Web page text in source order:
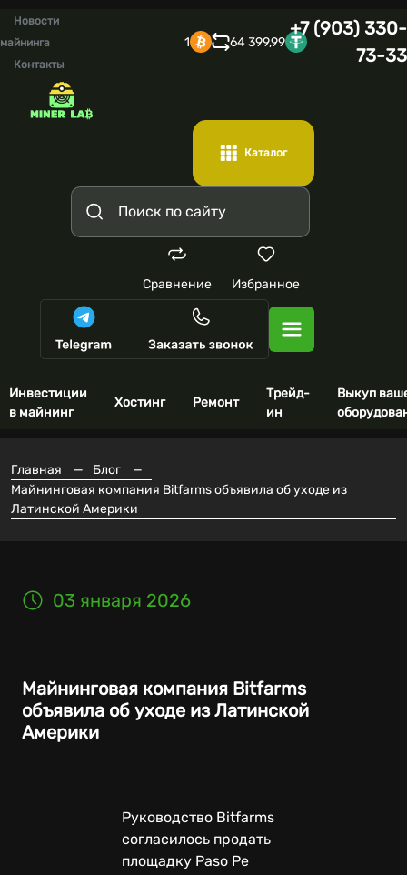
Новости
майнинга
Контакты
1 64 399,99
+7 (903) 330-
73-33
Каталог
Сравнение Избранное
Инвестиции
в майнинг
Хостинг Ремонт
Трейд-
ин
Выкуп
Главная — Блог
—
Майнинговая компания Bitfarms объявила об уходе из
Латинской Америки
03 января 2026
Майнинговая компания Bitfarms
объявила об уходе из Латинской
Америки
Руководство Bitfarms
согласилось продать
площадку Paso Pe